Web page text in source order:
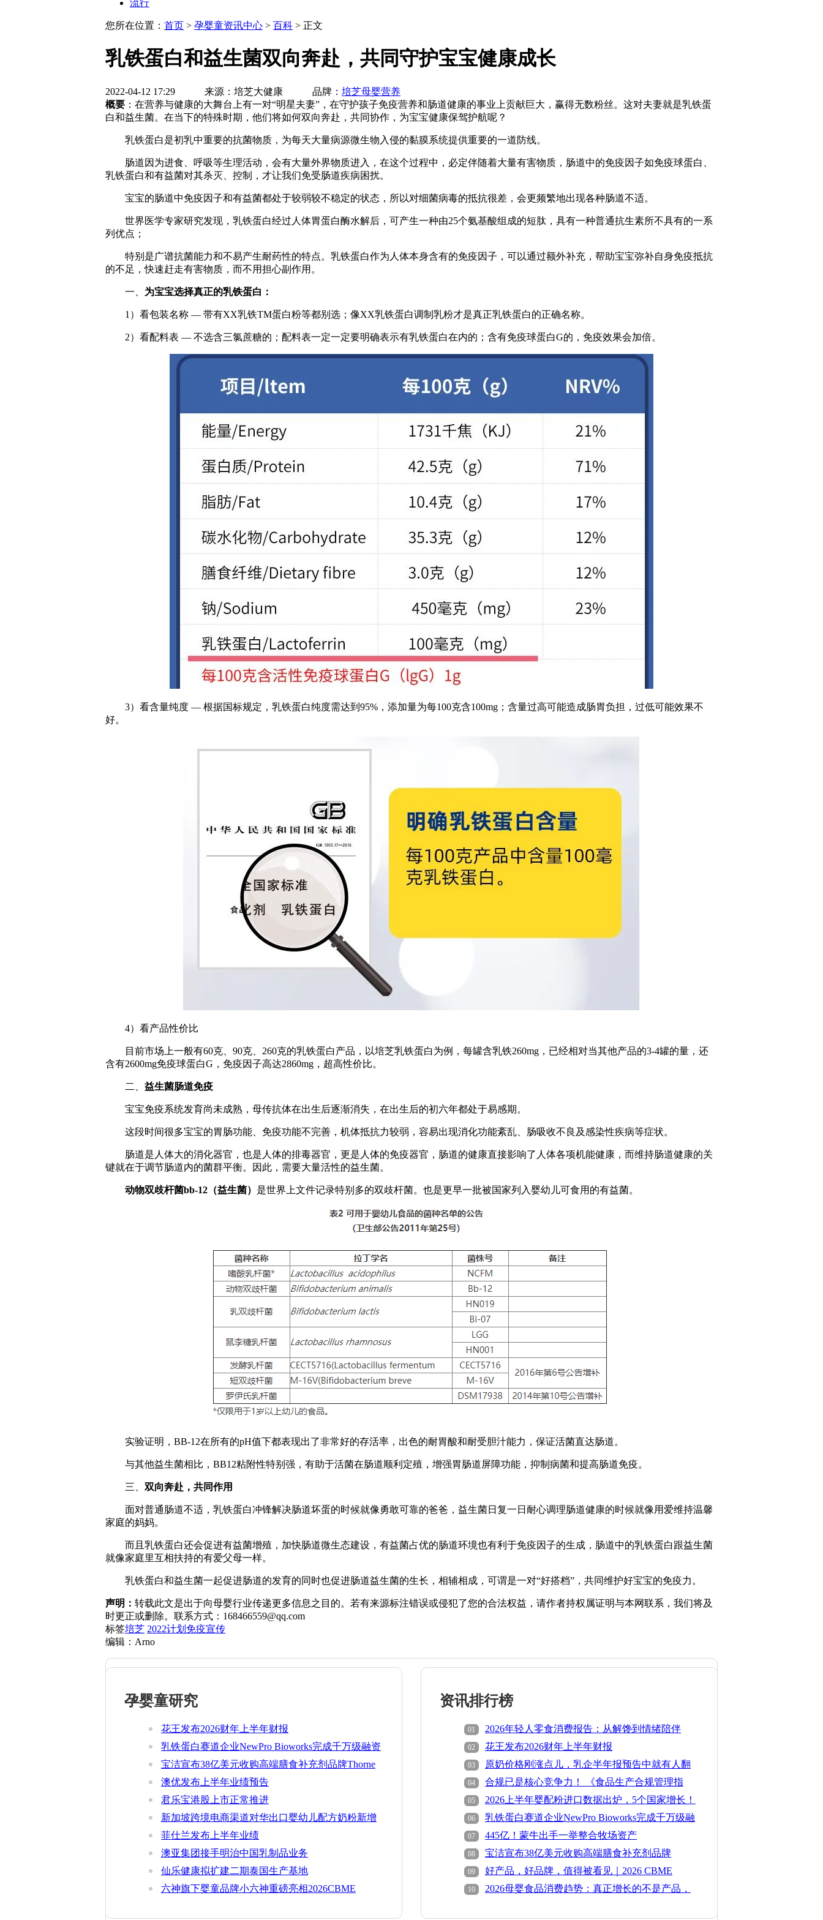
流行
您所在位置： 首页 > 孕婴童资讯中心 > 百科 > 正文
乳铁蛋白和益生菌双向奔赴，共同守护宝宝健康成长
2022-04-12 17:29 来源：培芝大健康 品牌： 培芝母婴营养
概要 ：在营养与健康的大舞台上有一对“明星夫妻”，在守护孩子免疫营养和肠道健康的事业上贡献巨大，赢得无数粉丝。这对夫妻就是乳铁蛋
白和益生菌。在当下的特殊时期，他们将如何双向奔赴，共同协作，为宝宝健康保驾护航呢？
乳铁蛋白是初乳中重要的抗菌物质，为每天大量病源微生物入侵的黏膜系统提供重要的一道防线。
肠道因为进食、呼吸等生理活动，会有大量外界物质进入，在这个过程中，必定伴随着大量有害物质，肠道中的免疫因子如免疫球蛋白、
乳铁蛋白和有益菌对其杀灭、控制，才让我们免受肠道疾病困扰。
宝宝的肠道中免疫因子和有益菌都处于较弱较不稳定的状态，所以对细菌病毒的抵抗很差，会更频繁地出现各种肠道不适。
世界医学专家研究发现，乳铁蛋白经过人体胃蛋白酶水解后，可产生一种由25个氨基酸组成的短肽，具有一种普通抗生素所不具有的一系
列优点；
特别是广谱抗菌能力和不易产生耐药性的特点。乳铁蛋白作为人体本身含有的免疫因子，可以通过额外补充，帮助宝宝弥补自身免疫抵抗
的不足，快速赶走有害物质，而不用担心副作用。
一、 为宝宝选择真正的乳铁蛋白：
1）看包装名称 — 带有XX乳铁TM蛋白粉等都别选；像XX乳铁蛋白调制乳粉才是真正乳铁蛋白的正确名称。
2）看配料表 — 不选含三氯蔗糖的；配料表一定一定要明确表示有乳铁蛋白在内的；含有免疫球蛋白G的，免疫效果会加倍。
3）看含量纯度 — 根据国标规定，乳铁蛋白纯度需达到95%，添加量为每100克含100mg；含量过高可能造成肠胃负担，过低可能效果不
好。
4）看产品性价比
目前市场上一般有60克、90克、260克的乳铁蛋白产品，以培芝乳铁蛋白为例，每罐含乳铁260mg，已经相对当其他产品的3-4罐的量，还
含有2600mg免疫球蛋白G，免疫因子高达2860mg，超高性价比。
二、 益生菌肠道免疫
宝宝免疫系统发育尚未成熟，母传抗体在出生后逐渐消失，在出生后的初六年都处于易感期。
这段时间很多宝宝的胃肠功能、免疫功能不完善，机体抵抗力较弱，容易出现消化功能紊乱、肠吸收不良及感染性疾病等症状。
肠道是人体大的消化器官，也是人体的排毒器官，更是人体的免疫器官，肠道的健康直接影响了人体各项机能健康，而维持肠道健康的关
键就在于调节肠道内的菌群平衡。因此，需要大量活性的益生菌。
动物双歧杆菌bb-12（益生菌） 是世界上文件记录特别多的双歧杆菌。也是更早一批被国家列入婴幼儿可食用的有益菌。
实验证明，BB-12在所有的pH值下都表现出了非常好的存活率，出色的耐胃酸和耐受胆汁能力，保证活菌直达肠道。
与其他益生菌相比，BB12粘附性特别强，有助于活菌在肠道顺利定殖，增强胃肠道屏障功能，抑制病菌和提高肠道免疫。
三、 双向奔赴，共同作用
面对普通肠道不适，乳铁蛋白冲锋解决肠道坏蛋的时候就像勇敢可靠的爸爸，益生菌日复一日耐心调理肠道健康的时候就像用爱维持温馨
家庭的妈妈。
而且乳铁蛋白还会促进有益菌增殖，加快肠道微生态建设，有益菌占优的肠道环境也有利于免疫因子的生成，肠道中的乳铁蛋白跟益生菌
就像家庭里互相扶持的有爱父母一样。
乳铁蛋白和益生菌一起促进肠道的发育的同时也促进肠道益生菌的生长，相辅相成，可谓是一对“好搭档”，共同维护好宝宝的免疫力。
声明： 转载此文是出于向母婴行业传递更多信息之目的。若有来源标注错误或侵犯了您的合法权益，请作者持权属证明与本网联系，我们将及
时更正或删除。联系方式：168466559@qq.com
标签培芝 2022计划免疫宣传
编辑：Arno
孕婴童研究
花王发布2026财年上半年财报
乳铁蛋白赛道企业NewPro Bioworks完成千万级融资
宝洁宣布38亿美元收购高端膳食补充剂品牌Thorne
澳优发布上半年业绩预告
君乐宝港股上市正常推进
新加坡跨境电商渠道对华出口婴幼儿配方奶粉新增
官方健康证书通关要求
菲仕兰发布上半年业绩
澳亚集团接手明治中国乳制品业务
仙乐健康拟扩建二期泰国生产基地
六神旗下婴童品牌小六神重磅亮相2026CBME
资讯排行榜
01 2026年轻人零食消费报告：从解馋到情绪陪伴
02 花王发布2026财年上半年财报
03
原奶价格刚涨点儿，乳企半年报预告中就有人翻
盘有人退市
04
合规已是核心竞争力！ 《食品生产合规管理指
南》征求意见
05
2026上半年婴配粉进口数据出炉，5个国家增长！
4个国家下降！
06
乳铁蛋白赛道企业NewPro Bioworks完成千万级融
资
07 445亿！蒙牛出手一举整合牧场资产
08
宝洁宣布38亿美元收购高端膳食补充剂品牌
Thorne
09
好产品，好品牌，值得被看见｜2026 CBME
AWARDS中国孕婴童产业奖获奖榜单揭晓
10
2026母婴食品消费趋势：真正增长的不是产品，